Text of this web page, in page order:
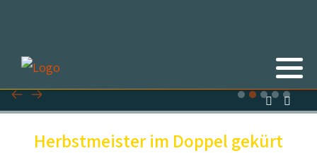
Herbstmeister im Doppel gekürt